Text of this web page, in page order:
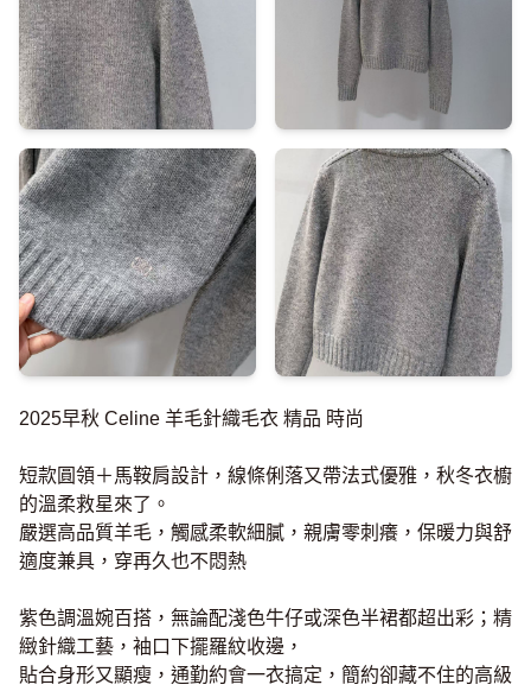
2025早秋 Celine 羊毛針織毛衣 精品 時尚
短款圓領＋馬鞍肩設計，線條俐落又帶法式優雅，秋冬衣櫥
的溫柔救星來了。
嚴選高品質羊毛，觸感柔軟細膩，親膚零刺癢，保暖力與舒
適度兼具，穿再久也不悶熱
紫色調溫婉百搭，無論配淺色牛仔或深色半裙都超出彩；精
緻針織工藝，袖口下擺羅紋收邊，
貼合身形又顯瘦，通勤約會一衣搞定，簡約卻藏不住的高級